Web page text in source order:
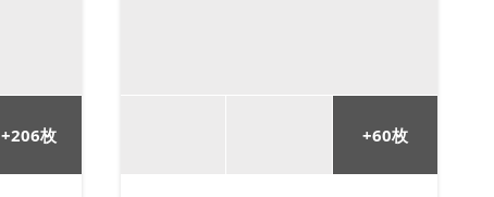
+206枚 +60枚